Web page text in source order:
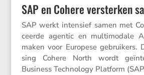
SAP en Cohere versterken
SAP werkt inten­sief samen met
ceerde agentic en multi­mo­dale
maken voor Europese
sing Cohere North wordt
Business Techno­logy Platform